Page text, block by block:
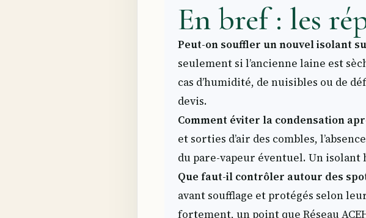
En bref : les
Peut-on souffler un nouvel isolant
seulement si l’ancienne laine est
cas d’humidité, de nuisibles ou de
devis.
Comment éviter la condensation
et sorties d’air des combles,
du pare-vapeur éventuel. Un
Que faut-il contrôler autour des
avant soufflage et protégés selon
fortement, un point que Réseau